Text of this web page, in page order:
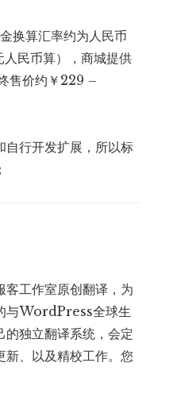
换算汇率约为人民币
民币算），商城提供
售价约￥229 –
自行开发扩展，所以标
客工作室原创翻译，为
与WordPress全球生
的独立翻译系统，会定
新、以及精校工作。您